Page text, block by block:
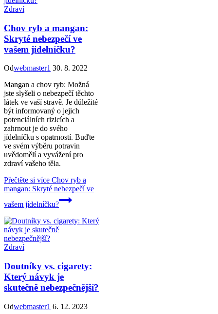
Zdraví
Chov ryb a mangan:
Skryté nebezpečí ve
vašem jídelníčku?
Odwebmaster1 30. 8. 2022
Mangan a chov ryb: Možná
jste slyšeli o nebezpečí těchto
látek ve vaší stravě. Je důležité
být informovaný o jejich
potenciálních rizicích a
zahrnout je do svého
jídelníčku s opatrností. Buďte
ve svém výběru potravin
uvědomělí a vyvážení pro
zdraví vašeho těla.
Přečtěte si více Chov ryb a
mangan: Skryté nebezpečí ve
vašem jídelníčku?
Zdraví
Doutníky vs. cigarety:
Který návyk je
skutečně nebezpečnější?
Odwebmaster1 6. 12. 2023